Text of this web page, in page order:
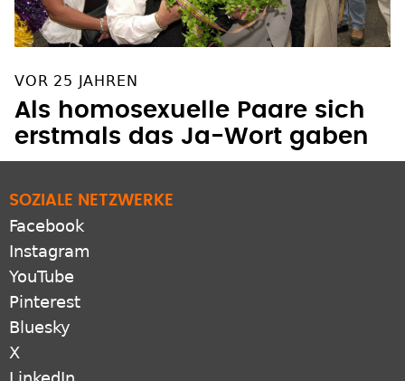
Als homosexuelle Paare sich
erstmals das Ja-Wort gaben
Facebook
Instagram
YouTube
Pinterest
Bluesky
X
LinkedIn